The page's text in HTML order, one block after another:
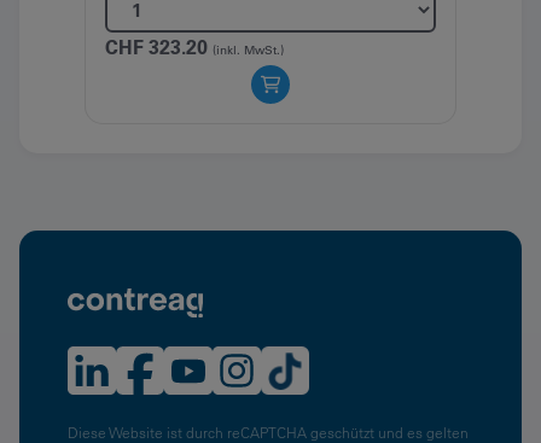
CHF 323.20 (inkl. MwSt.)
Diese Website ist durch reCAPTCHA geschützt und es gelten